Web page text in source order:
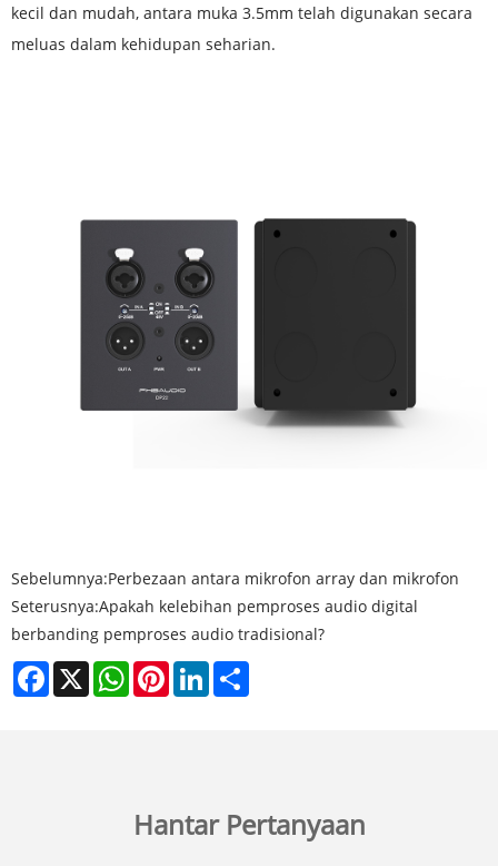
kecil dan mudah, antara muka 3.5mm telah digunakan secara
meluas dalam kehidupan seharian.
Sebelumnya:Perbezaan antara mikrofon array dan mikrofon
Seterusnya:Apakah kelebihan pemproses audio digital
berbanding pemproses audio tradisional?
Facebook
X WhatsAppPinterestLinkedIn
Hantar Pertanyaan